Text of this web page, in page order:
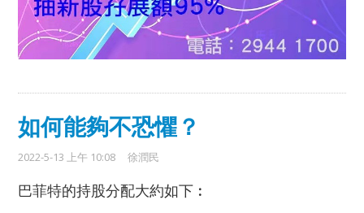
如何能夠不恐懼？
2022-5-13 上午 10:08 徐潤民
巴菲特的持股分配大約如下︰